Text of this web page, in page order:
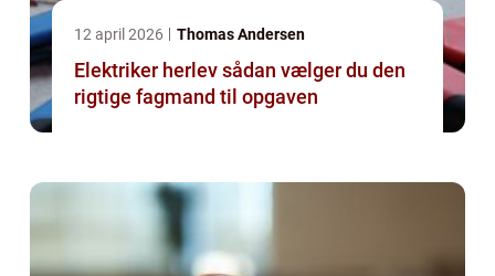
12 april 2026 Thomas Andersen
Elektriker herlev sådan vælger du den
rigtige fagmand til opgaven